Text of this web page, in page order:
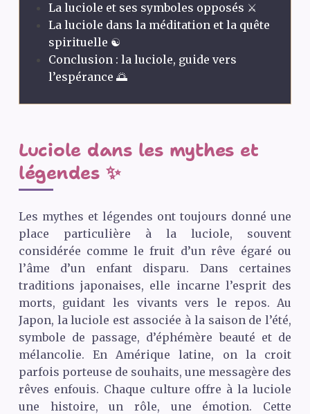
La luciole et ses symboles opposés ⚔️
La luciole dans la méditation et la quête
spirituelle ☯️
Conclusion : la luciole, guide vers
l’espérance 🌅
Luciole dans les mythes et
légendes ✨
Les mythes et légendes ont toujours donné une
place particulière à la luciole, souvent
considérée comme le fruit d’un rêve égaré ou
l’âme d’un enfant disparu. Dans certaines
traditions japonaises, elle incarne l’esprit des
morts, guidant les vivants vers le repos. Au
Japon, la luciole est associée à la saison de l’été,
symbole de passage, d’éphémère beauté et de
mélancolie. En Amérique latine, on la croit
parfois porteuse de souhaits, une messagère des
rêves enfouis. Chaque culture offre à la luciole
une histoire, un rôle, une émotion. Cette